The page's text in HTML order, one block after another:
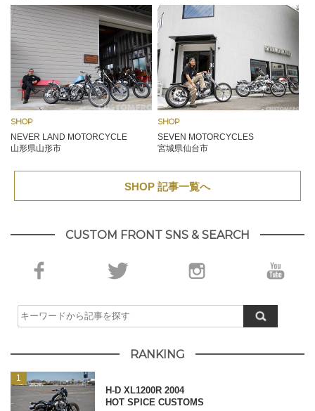
SHOP
NEVER LAND MOTORCYCLE
山形県山形市
SHOP
SEVEN MOTORCYCLES
宮城県仙台市
SHOP 記事一覧へ
CUSTOM FRONT SNS & SEARCH
RANKING
H-D XL1200R 2004
HOT SPICE CUSTOMS